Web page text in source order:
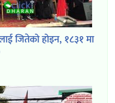
जितेको होइन, १८३१ मा